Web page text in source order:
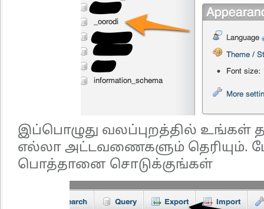
இப்பொழுது வலப்புறத்தில் உங்கள்
எல்லா அட்டவணைகளும் தெரியும்.
பொத்தானை சொடுக்குங்கள்